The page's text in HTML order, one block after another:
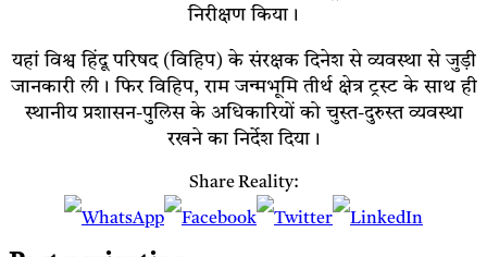
निरीक्षण किया।
यहां विश्व हिंदू परिषद (विहिप) के संरक्षक दिनेश से व्यवस्था से जुड़ी
जानकारी ली। फिर विहिप, राम जन्मभूमि तीर्थ क्षेत्र ट्रस्ट के साथ ही
स्थानीय प्रशासन-पुलिस के अधिकारियों को चुस्त-दुरुस्त व्यवस्था
रखने का निर्देश दिया।
Share Reality: